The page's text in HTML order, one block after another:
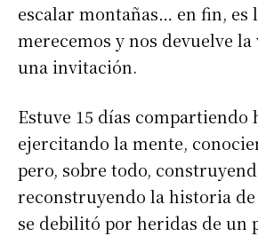
escalar montañas… en fin, es
merecemos y nos devuelve
una invitación.
Estuve 15 días compartiendo
ejercitando la mente,
pero, sobre todo,
reconstruyendo la historia
se debilitó por heridas de un